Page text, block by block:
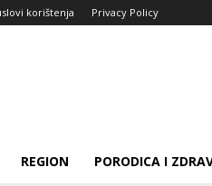
korištenja Privacy Policy
REGION PORODICA I